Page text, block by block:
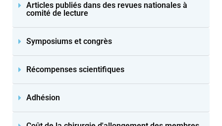
Articles publiés dans des revues nationales à
comité de lecture
Symposiums et congrès
Récompenses scientifiques
Adhésion